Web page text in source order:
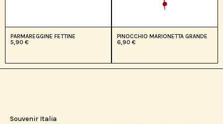
PARMAREGGINE FETTINE
5,90 €
PINOCCHIO MARIONETTA GRANDE
6,90 €
Souvenir Italia